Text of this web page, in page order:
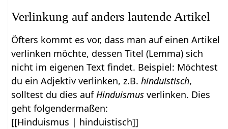
Verlinkung auf anders lautende Artikel
Öfters kommt es vor, dass man auf einen Artikel
verlinken möchte, dessen Titel (Lemma) sich
nicht im eigenen Text findet. Beispiel: Möchtest
du ein Adjektiv verlinken, z.B.hinduistisch,
solltest du dies aufHinduismus verlinken. Dies
geht folgendermaßen:
[[Hinduismus | hinduistisch]]